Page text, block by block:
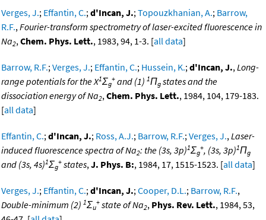
Verges, J.; Effantin, C.;d'Incan, J.;Topouzkhanian, A.; Barrow,
R.F.,Fourier-transform spectrometry of laser-excited fluorescence in
Na2,Chem. Phys. Lett., 1983, 94, 1-3. [all data]
Barrow, R.F.;Verges, J.; Effantin, C.; Hussein, K.;d'Incan, J.,Long-
range potentials for the X1Σg
+ and (1) 1Πg states and the
dissociation energy of Na2,Chem. Phys. Lett., 1984, 104, 179-183.
[all data]
Effantin, C.;d'Incan, J.; Ross, A.J.; Barrow, R.F.;Verges, J.,Laser-
induced fluorescence spectra of Na2: the (3s, 3p)1Σg
+, (3s, 3p)1Πg
and (3s, 4s)1Σg
+ states,J. Phys. B:, 1984, 17, 1515-1523. [all data]
Verges, J.; Effantin, C.;d'Incan, J.;Cooper, D.L.; Barrow, R.F.,
Double-minimum (2) 1Σu
+ state of Na2, Phys. Rev. Lett., 1984, 53,